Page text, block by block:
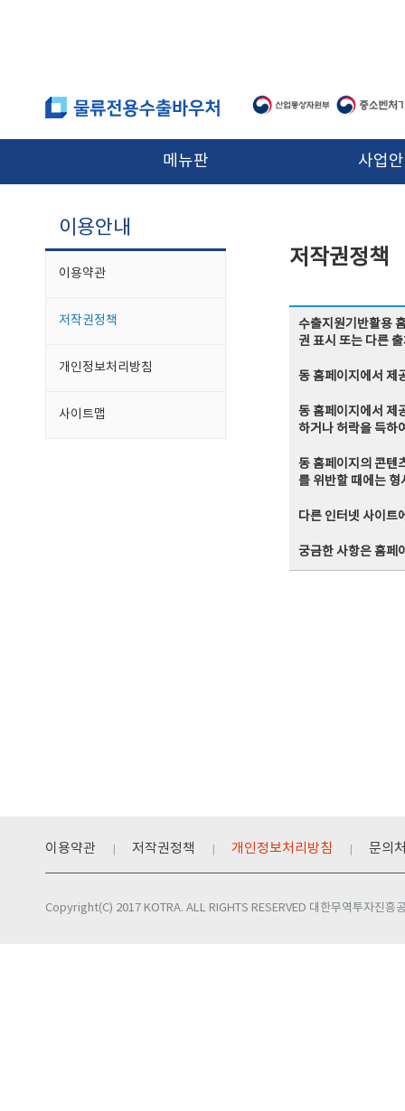
메뉴판 사업
이용안내
이용약관
저작권정책
개인정보처리방침
사이트맵
저작권정책
수출지원기반활용
권 표시 또는 다른
동 홈페이지에서 제
동 홈페이지에서 제
하거나 허락을 득하
동 홈페이지의 콘텐
를 위반할 때에는 형
다른 인터넷 사이트
궁금한 사항은 홈
이용약관 저작권정책 개인정보처리방침 문의
Copyright(C) 2017 KOTRA. ALL RIGHTS RESERVED 대한무역투자진흥